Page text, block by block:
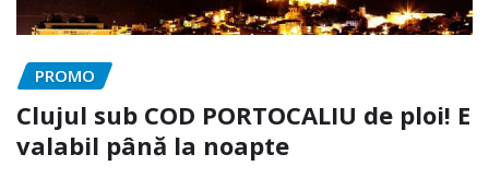
PROMO
Clujul sub COD PORTOCALIU de ploi! E
valabil până la noapte